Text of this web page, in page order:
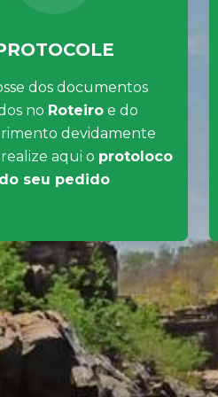
dos documentos
no Roteiro e do
devidamente
aqui o protoloco
seu pedido